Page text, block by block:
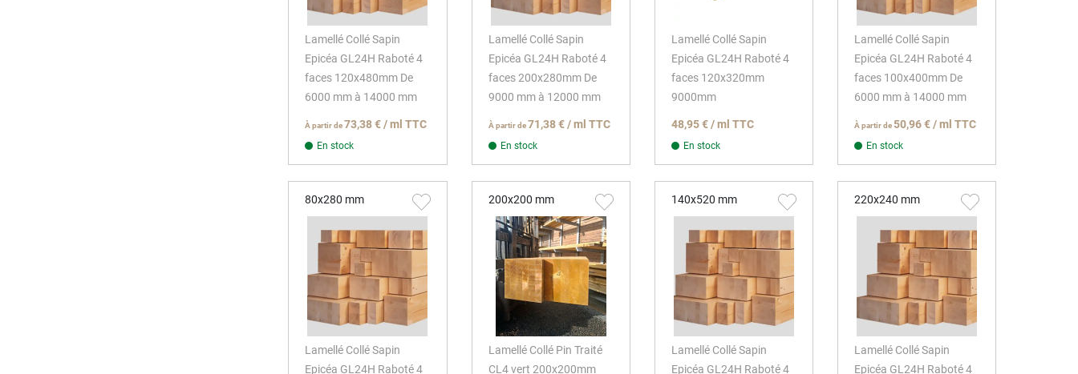
Lamellé Collé Sapin
Epicéa GL24H Raboté 4
faces 120x480mm De
6000 mm à 14000 mm
À partir de 73,38 € / ml TTC
En stock
Lamellé Collé Sapin
Epicéa GL24H Raboté 4
faces 200x280mm De
9000 mm à 12000 mm
À partir de 71,38 € / ml TTC
En stock
Lamellé Collé Sapin
Epicéa GL24H Raboté 4
faces 120x320mm
9000mm
48,95 € / ml TTC
En stock
Lamellé Collé Sapin
Epicéa GL24H Raboté 4
faces 100x400mm De
6000 mm à 14000 mm
À partir de50,96 € / ml TTC
En stock
80x280 mm
Lamellé Collé Sapin
Epicéa GL24H Raboté 4
200x200 mm
Lamellé Collé Pin Traité
CL4 vert 200x200mm
140x520 mm
Lamellé Collé Sapin
Epicéa GL24H Raboté 4
220x240 mm
Lamellé Collé Sapin
Epicéa GL24H Raboté 4